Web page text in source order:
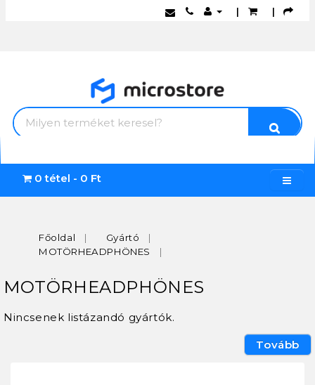
| |
0 tétel - 0 Ft
Főoldal
Gyártó
MOTÖRHEADPHÖNES
MOTÖRHEADPHÖNES
Nincsenek listázandó gyártók.
Tovább